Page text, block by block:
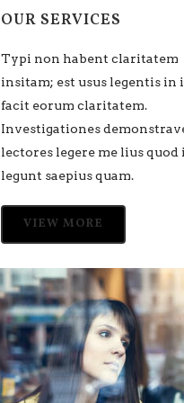
OUR SERVICES
Typi non habent claritatem
insitam; est usus legentis in
facit eorum claritatem.
Investigationes
lectores legere me lius quod
legunt saepius quam.
VIEW MORE